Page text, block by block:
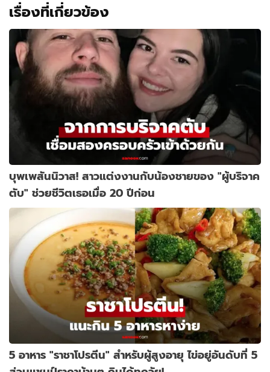
เรื่องที่เกี่ยวข้อง
บุพเพสันนิวาส! สาวแต่งงานกับน้องชายของ "ผู้บริจาค
ตับ" ช่วยชีวิตเธอเมื่อ 20 ปีก่อน
5 อาหาร "ราชาโปรตีน" สำหรับผู้สูงอายุ ไข่อยู่อันดับที่ 5